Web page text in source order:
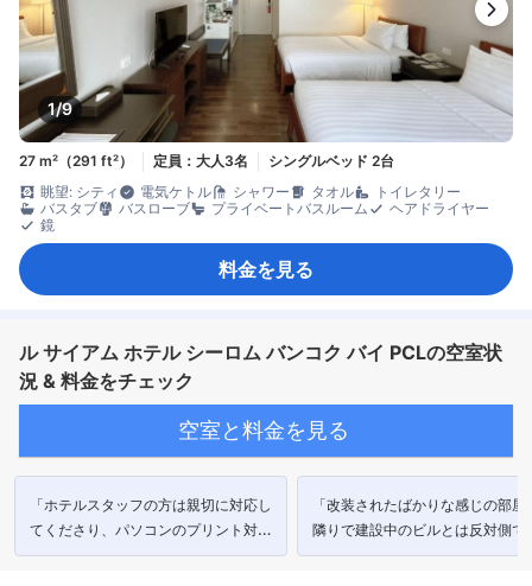
1/9
27 m²（291 ft²） 定員：大人3名
シングルベッド 2台
眺望: シティ
電気ケトル シャワー タオル
トイレタリー
バスタブ
バスローブ プライベートバスルーム
ヘアドライヤー
鏡
料金を見る
ル サイアム ホテル シーロム バンコク バイ PCLの空室状
況 & 料金をチェック
空室と料金を見る
「ホテルスタッフの方は親切に対応し
てくださり、パソコンのプリント対応
も丁寧に対応して頂きました(^^♪」
「改装されたばかりな感じの部屋
隣りで建設中のビルとは反対側で
音も無くキレイで快適でした。」